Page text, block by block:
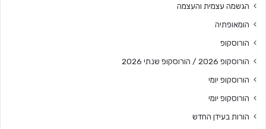
הגשמה עצמית והעצמה
הומאופתיה
הורוסקופ
הורוסקופ 2026 / הורוסקופ שנתי 2026
הורוסקופ יומי
הורוסקופ יומי
הורות בעידן החדש